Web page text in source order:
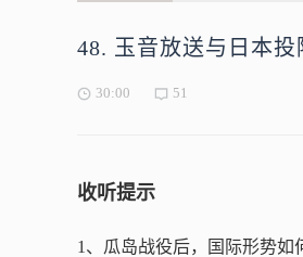
48. 玉音放送与日本投
30:00 51
收听提示
1、瓜岛战役后，国际形势如